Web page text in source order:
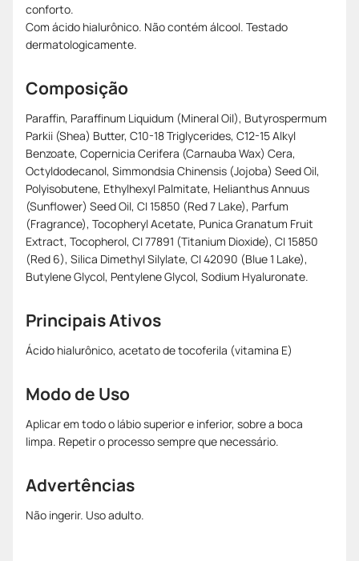
conforto.
Com ácido hialurônico. Não contém álcool. Testado
dermatologicamente.
Composição
Paraffin, Paraffinum Liquidum (Mineral Oil), Butyrospermum
Parkii (Shea) Butter, C10-18 Triglycerides, C12-15 Alkyl
Benzoate, Copernicia Cerifera (Carnauba Wax) Cera,
Octyldodecanol, Simmondsia Chinensis (Jojoba) Seed Oil,
Polyisobutene, Ethylhexyl Palmitate, Helianthus Annuus
(Sunflower) Seed Oil, CI 15850 (Red 7 Lake), Parfum
(Fragrance), Tocopheryl Acetate, Punica Granatum Fruit
Extract, Tocopherol, CI 77891 (Titanium Dioxide), CI 15850
(Red 6), Silica Dimethyl Silylate, CI 42090 (Blue 1 Lake),
Butylene Glycol, Pentylene Glycol, Sodium Hyaluronate.
Principais Ativos
Ácido hialurônico, acetato de tocoferila (vitamina E)
Modo de Uso
Aplicar em todo o lábio superior e inferior, sobre a boca
limpa. Repetir o processo sempre que necessário.
Advertências
Não ingerir. Uso adulto.